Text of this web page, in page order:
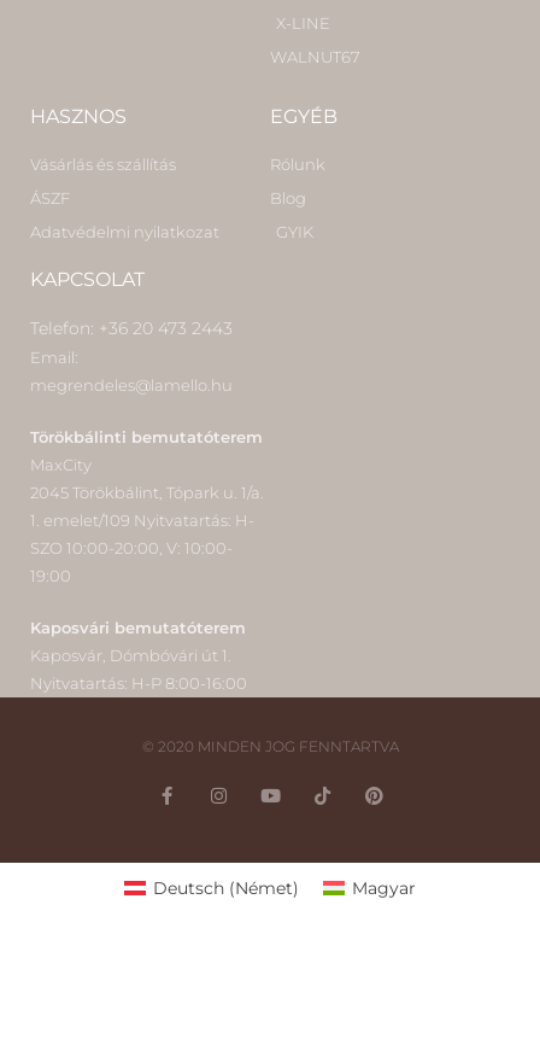
X-LINE
WALNUT67
HASZNOS
Vásárlás és szállítás
ÁSZF
Adatvédelmi nyilatkozat
KAPCSOLAT
Telefon: +36 20 473 2443
Email:
megrendeles@lamello.hu
Törökbálinti bemutatóterem
MaxCity
2045 Törökbálint, Tópark u. 1/a.
1. emelet/109 Nyitvatartás: H-
SZO 10:00-20:00, V: 10:00-
19:00
Kaposvári bemutatóterem
Kaposvár, Dómbóvári út 1.
Nyitvatartás: H-P 8:00-16:00
EGYÉB
Rólunk
Blog
GYIK
© 2020 MINDEN JOG FENNTARTVA
Deutsch (Német) Magyar